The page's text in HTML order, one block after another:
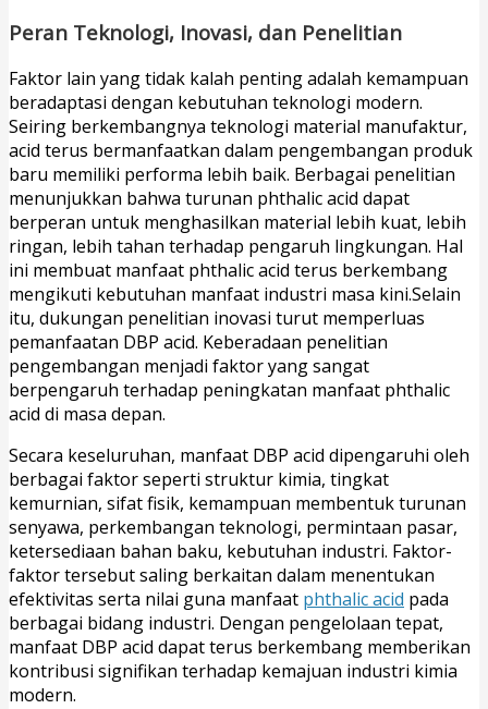
Peran Teknologi, Inovasi, dan Penelitian
Faktor lain yang tidak kalah penting adalah kemampuan
beradaptasi dengan kebutuhan teknologi modern.
Seiring berkembangnya teknologi material manufaktur,
acid terus bermanfaatkan dalam pengembangan produk
baru memiliki performa lebih baik. Berbagai penelitian
menunjukkan bahwa turunan phthalic acid dapat
berperan untuk menghasilkan material lebih kuat, lebih
ringan, lebih tahan terhadap pengaruh lingkungan. Hal
ini membuat manfaat phthalic acid terus berkembang
mengikuti kebutuhan manfaat industri masa kini.Selain
itu, dukungan penelitian inovasi turut memperluas
pemanfaatan DBP acid. Keberadaan penelitian
pengembangan menjadi faktor yang sangat
berpengaruh terhadap peningkatan manfaat phthalic
acid di masa depan.
Secara keseluruhan, manfaat DBP acid dipengaruhi oleh
berbagai faktor seperti struktur kimia, tingkat
kemurnian, sifat fisik, kemampuan membentuk turunan
senyawa, perkembangan teknologi, permintaan pasar,
ketersediaan bahan baku, kebutuhan industri. Faktor-
faktor tersebut saling berkaitan dalam menentukan
efektivitas serta nilai guna manfaat phthalic acid pada
berbagai bidang industri. Dengan pengelolaan tepat,
manfaat DBP acid dapat terus berkembang memberikan
kontribusi signifikan terhadap kemajuan industri kimia
modern.